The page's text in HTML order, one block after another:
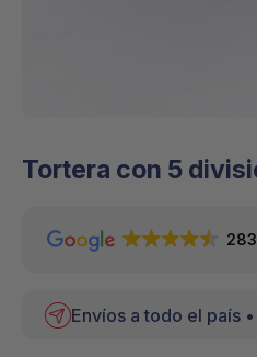
Tortera con 5
Envíos a todo el país